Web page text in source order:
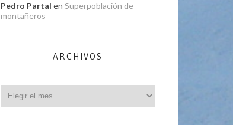
Pedro Partal en Superpoblación de
montañeros
ARCHIVOS